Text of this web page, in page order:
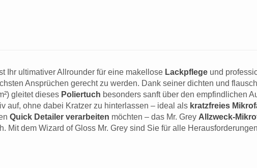
Ihr ultimativer Allrounder für eine makellose Lackpflege und
Ansprüchen gerecht zu werden. Dank seiner dichten und
gleitet dieses Poliertuch besonders sanft über den empfindlichen
auf, ohne dabei Kratzer zu hinterlassen – ideal als kratzfreies
Quick Detailer verarbeiten möchten – das Mr. Grey Allzweck-
Mit dem Wizard of Gloss Mr. Grey sind Sie für alle